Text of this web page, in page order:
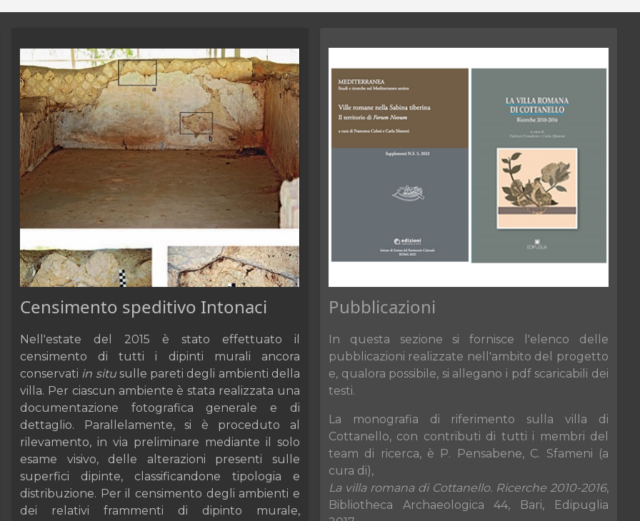
Censimento speditivo Intonaci
Nell'estate del 2015 è stato effettuato il
censimento di tutti i dipinti murali ancora
conservati in situsulle pareti degli ambienti della
villa. Per ciascun ambiente è stata realizzata una
documentazione fotografica generale e di
dettaglio. Parallelamente, si è proceduto al
rilevamento, in via preliminare mediante il solo
esame visivo, delle alterazioni presenti sulle
superfici dipinte, classificandone tipologia e
distribuzione. Per il censimento degli ambienti e
dei relativi frammenti di dipinto murale,
Pubblicazioni
In questa sezione si fornisce l'elenco delle
pubblicazioni realizzate nell'ambito del progetto
e, qualora possibile, si allegano i pdf scaricabili dei
testi.
La monografia di riferimento sulla villa di
Cottanello, con contributi di tutti i membri del
team di ricerca, è P. Pensabene, C. Sfameni (a
cura di),
La villa romana di Cottanello. Ricerche 2010-2016,
Bibliotheca Archaeologica 44, Bari, Edipuglia